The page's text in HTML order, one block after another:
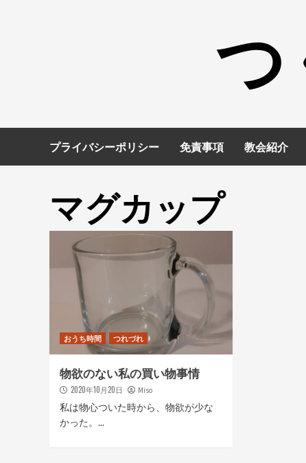
キ
プ
プライバシーポリシー 免責事項 教会紹介
マグカップ
おうち時間 つれづれ
物欲のない私の買い物事情
2020年10月20日 Miso
私は物心ついた時から、物欲が少な
かった。...